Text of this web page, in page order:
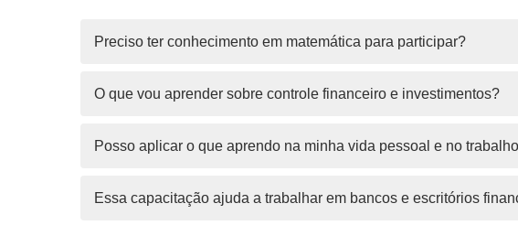
Preciso ter conhecimento em matemática para participar?
O que vou aprender sobre controle financeiro e investimentos?
Posso aplicar o que aprendo na minha vida pessoal e no
Essa capacitação ajuda a trabalhar em bancos e escritórios